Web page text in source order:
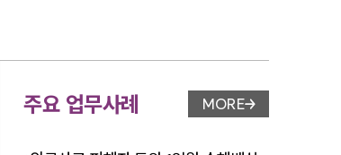
수
주요 업무사례 업무사례 페이지 이
MORE